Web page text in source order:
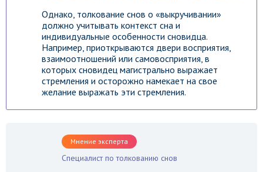
Однако, толкование снов о «выкручивании»
должно учитывать контекст сна и
индивидуальные особенности сновидца.
Например, приоткрываются двери восприятия,
взаимоотношений или самовосприятия, в
которых сновидец магистрально выражает
стремления и осторожно намекает на свое
желание выражать эти стремления.
Мнение эксперта
Специалист по толкованию снов